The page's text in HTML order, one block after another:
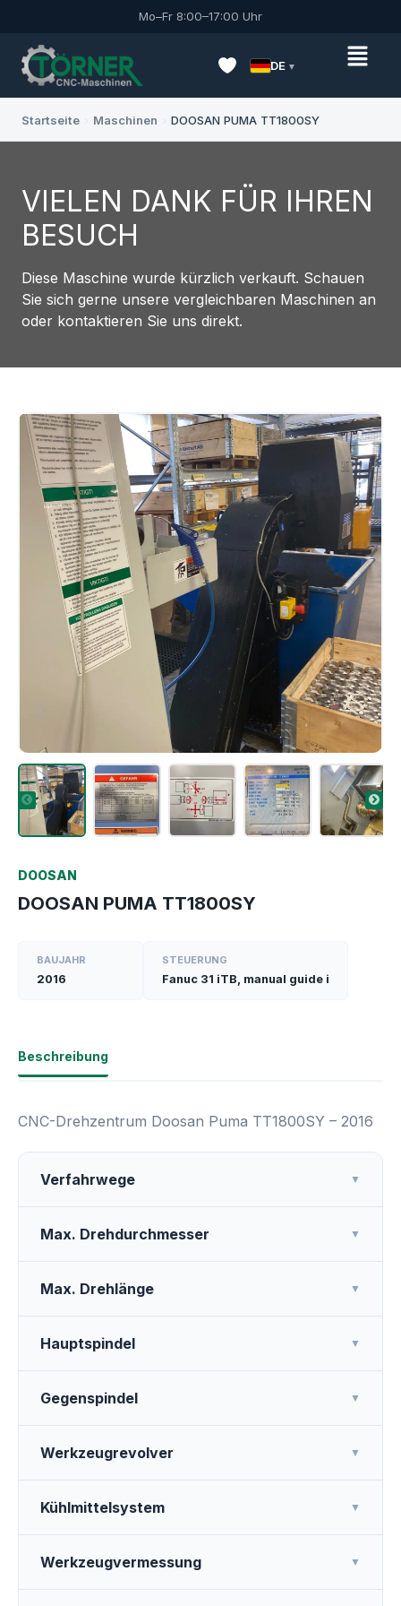
Mo–Fr 8:00–17:00 Uhr
DE
Startseite Maschinen DOOSAN PUMA TT1800SY
VIELEN DANK FÜR IHREN
BESUCH
Diese Maschine wurde kürzlich verkauft. Schauen
Sie sich gerne unsere vergleichbaren Maschinen an
oder kontaktieren Sie uns direkt.
DOOSAN
DOOSAN PUMA TT1800SY
BAUJAHR
2016
STEUERUNG
Fanuc 31 iTB, manual guide i
Beschreibung
CNC-Drehzentrum Doosan Puma TT1800SY – 2016
Verfahrwege ▼
Max. Drehdurchmesser ▼
Max. Drehlänge ▼
Hauptspindel ▼
Gegenspindel ▼
Werkzeugrevolver ▼
Kühlmittelsystem ▼
Werkzeugvermessung ▼